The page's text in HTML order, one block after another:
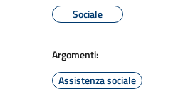
Sociale
Argomenti:
Assistenza sociale